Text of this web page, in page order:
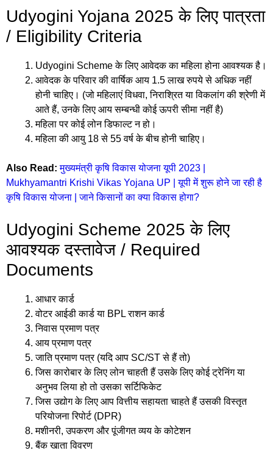
Udyogini Yojana 2025 के लिए पात्रता
/ Eligibility Criteria
Udyogini Scheme के लिए आवेदक का महिला होना आवश्यक है।
आवेदक के परिवार की वार्षिक आय 1.5 लाख रुपये से अधिक नहीं
होनी चाहिए। (जो महिलाएं विधवा, निराश्रित या विकलांग की श्रेणी में
आते हैं, उनके लिए आय सम्बन्धी कोई ऊपरी सीमा नहीं है)
महिला पर कोई लोन डिफाल्ट न हो।
महिला की आयु 18 से 55 वर्ष के बीच होनी चाहिए।
Also Read: मुख्यमंत्री कृषि विकास योजना यूपी 2023 |
Mukhyamantri Krishi Vikas Yojana UP | यूपी में शुरू होने जा रही है
कृषि विकास योजना | जाने किसानों का क्या विकास होगा?
Udyogini Scheme 2025 के लिए
आवश्यक दस्तावेज / Required
Documents
आधार कार्ड
वोटर आईडी कार्ड या BPL राशन कार्ड
निवास प्रमाण पत्र
आय प्रमाण पत्र
जाति प्रमाण पत्र (यदि आप SC/ST से हैं तो)
जिस कारोबार के लिए लोन चाहती हैं उसके लिए कोई ट्रेनिंग या
अनुभव लिया हो तो उसका सर्टिफिकेट
जिस उद्योग के लिए आप वित्तीय सहायता चाहते हैं उसकी विस्तृत
परियोजना रिपोर्ट (DPR)
मशीनरी, उपकरण और पूंजीगत व्यय के कोटेशन
बैंक खाता विवरण